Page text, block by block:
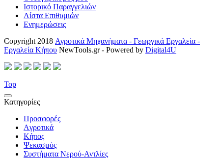
Ιστορικό Παραγγελιών
Λίστα Επιθυμιών
Ενημερώσεις
Copyright 2018 Αγροτικά Μηχανήματα - Γεωργικά Εργαλεία -
Εργαλεία Κήπου NewTools.gr - Powered by Digital4U
Top
Κατηγορίες
Προσφορές
Aγροτικά
Κήπος
Ψεκασμός
Συστήματα Νερού-Αντλίες